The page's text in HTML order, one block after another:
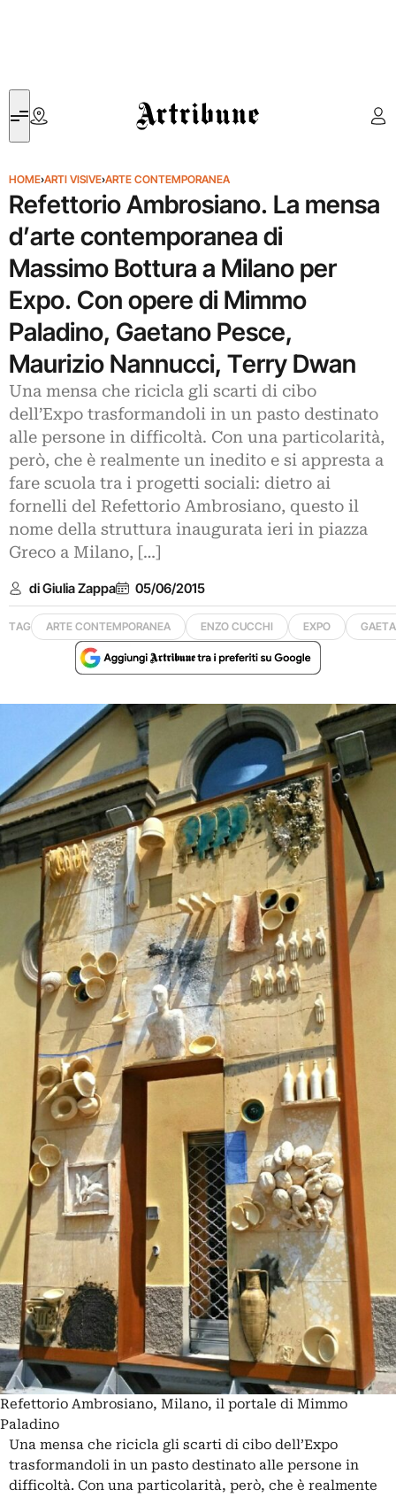
Artribune
HOME›ARTI VISIVE›ARTE CONTEMPORANEA
Refettorio Ambrosiano. La mensa
d’arte contemporanea di
Massimo Bottura a Milano per
Expo. Con opere di Mimmo
Paladino, Gaetano Pesce,
Maurizio Nannucci, Terry Dwan
Una mensa che ricicla gli scarti di cibo
dell’Expo trasformandoli in un pasto destinato
alle persone in difficoltà. Con una particolarità,
però, che è realmente un inedito e si appresta a
fare scuola tra i progetti sociali: dietro ai
fornelli del Refettorio Ambrosiano, questo il
nome della struttura inaugurata ieri in piazza
Greco a Milano, […]
di Giulia Zappa 05/06/2015
TAG ARTE CONTEMPORANEA ENZO CUCCHI EXPO
Refettorio Ambrosiano, Milano, il portale di Mimmo
Paladino
Una mensa che ricicla gli scarti di cibo dell’Expo
trasformandoli in un pasto destinato alle persone in
difficoltà. Con una particolarità, però, che è realmente